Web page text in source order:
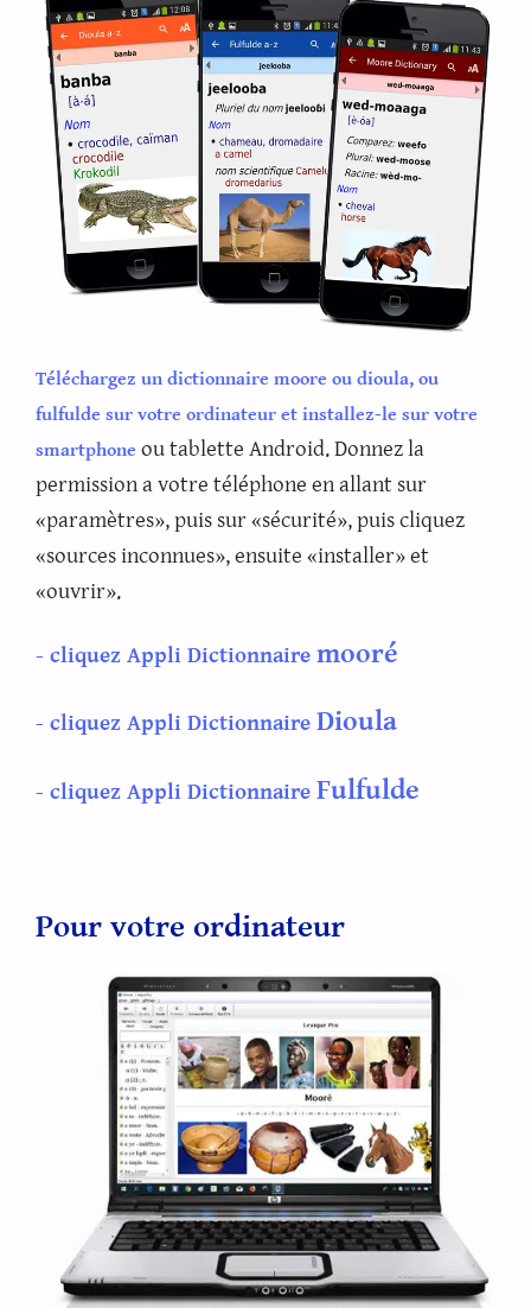
Téléchargez un dictionnaire moore ou dioula, ou
fulfulde sur votre ordinateur et installez-le sur votre
smartphone ou tablette Android. Donnez la
permission a votre téléphone en allant sur
«paramètres», puis sur «sécurité», puis cliquez
«sources inconnues», ensuite «installer» et
«ouvrir».
- cliquez Appli Dictionnaire mooré
- cliquez Appli Dictionnaire Dioula
- cliquez Appli Dictionnaire Fulfulde
Pour votre ordinateur